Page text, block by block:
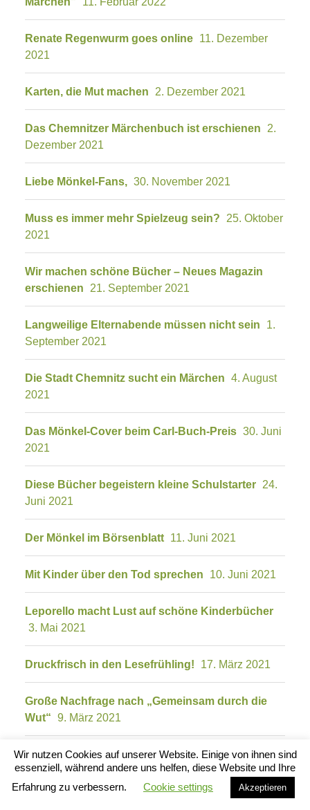
Renate Regenwurm goes online 11. Dezember
2021
Karten, die Mut machen 2. Dezember 2021
Das Chemnitzer Märchenbuch ist erschienen
2.
Dezember 2021
Liebe Mönkel-Fans, 30. November 2021
Muss es immer mehr Spielzeug sein?
25. Oktober
2021
Wir machen schöne Bücher – Neues Magazin
erschienen
21. September 2021
Langweilige Elternabende müssen nicht sein
1.
September 2021
Die Stadt Chemnitz sucht ein Märchen 4. August
2021
Das Mönkel-Cover beim Carl-Buch-Preis 30. Juni
2021
Diese Bücher begeistern kleine Schulstarter 24.
Juni 2021
Der Mönkel im Börsenblatt 11. Juni 2021
Mit Kinder über den Tod sprechen 10. Juni 2021
Leporello macht Lust auf schöne Kinderbücher
3. Mai 2021
Druckfrisch in den Lesefrühling! 17. März 2021
Große Nachfrage nach „Gemeinsam durch die
Wut“ 9. März 2021
Illustratorin öffnet ihr Skizzenbuch 15. Februar
2021
Wir nutzen Cookies auf unserer Website. Einige von ihnen sind
essenziell, während andere uns helfen, diese Website und Ihre
Erfahrung zu verbessern.
Cookie settings Akzeptieren